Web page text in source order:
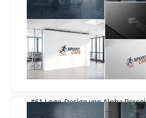
#61 Logo-Design vonAlpha Persei